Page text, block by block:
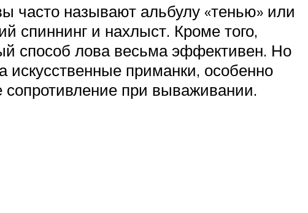
часто называют альбулу «тенью» или
спиннинг и нахлыст. Кроме того,
способ лова весьма эффективен. Но
приманки, особенно
при вываживании.